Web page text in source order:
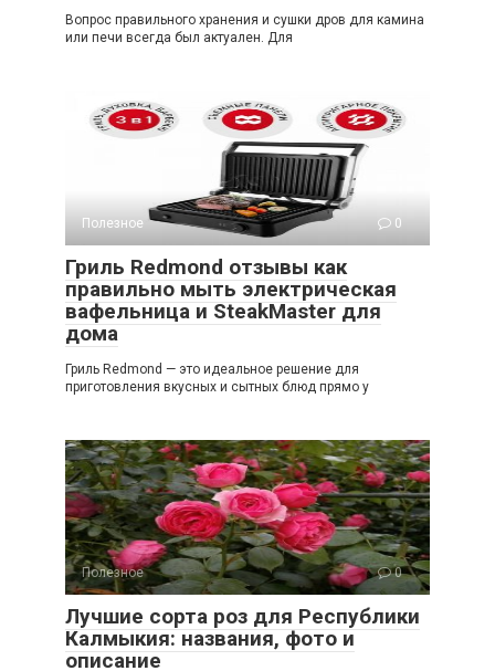
Вопрос правильного хранения и сушки дров для камина
или печи всегда был актуален. Для
Полезное 0
Гриль Redmond отзывы как
правильно мыть электрическая
вафельница и SteakMaster для
дома
Гриль Redmond — это идеальное решение для
приготовления вкусных и сытных блюд прямо у
Полезное 0
Лучшие сорта роз для Республики
Калмыкия: названия, фото и
описание